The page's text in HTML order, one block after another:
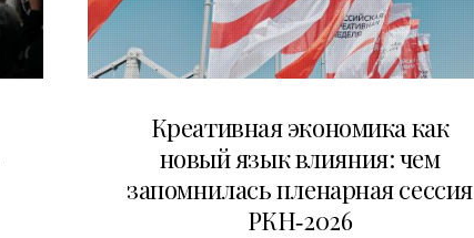
Креативная экономика как
новый язык влияния: чем
запомнилась пленарная сессия
РКН‑2026